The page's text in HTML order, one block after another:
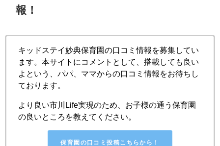
報！
キッドステイ妙典保育園の口コミ情報を募集してい
ます。本サイトにコメントとして、搭載しても良い
よという、パパ、ママからの口コミ情報をお待ちし
ております。
より良い市川Life実現のため、お子様の通う保育園
の良いところを教えてください。
保育園の口コミ投稿こちらから！